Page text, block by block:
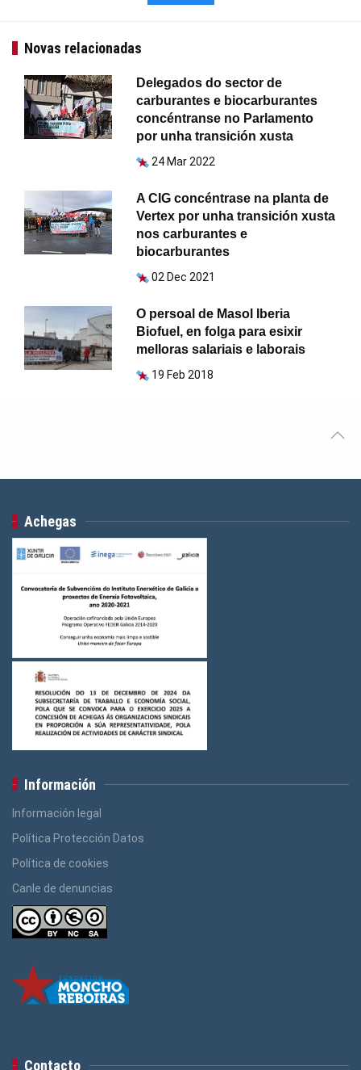
Novas relacionadas
Delegados do sector de
carburantes e biocarburantes
concéntranse no Parlamento
por unha transición xusta
24 Mar 2022
A CIG concéntrase na planta de
Vertex por unha transición xusta
nos carburantes e
biocarburantes
02 Dec 2021
O persoal de Masol Iberia
Biofuel, en folga para esixir
melloras salariais e laborais
19 Feb 2018
Achegas
Información
Información legal
Política Protección Datos
Política de cookies
Canle de denuncias
Contacto